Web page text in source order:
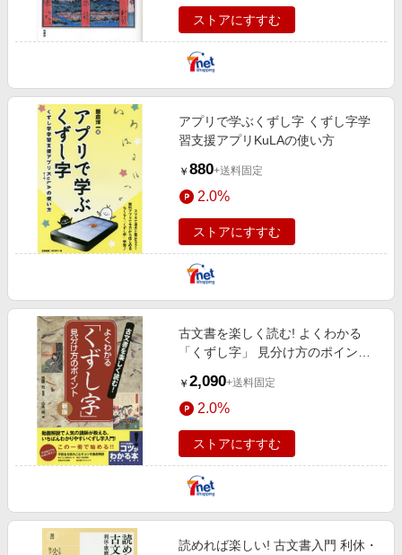
ストアにすすむ
アプリで学ぶくずし字 くずし字学
習支援アプリKuLAの使い方
￥ 880+送料固定
2.0%
ストアにすすむ
古文書を楽しく読む! よくわかる
「くずし字」 見分け方のポイント
￥ 2,090+送料固定
2.0%
ストアにすすむ
読めれば楽しい! 古文書入門 利休・